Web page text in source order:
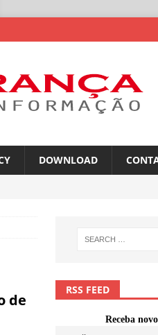
DOWNLOAD
de
RSS FEED
Receba